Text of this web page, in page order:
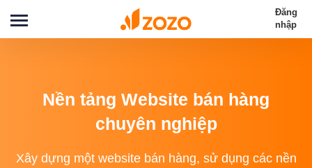
Đăng
nhập
Nền tảng Website bán hàng
chuyên nghiệp
Xây dựng một website bán hàng, sử dụng các nền